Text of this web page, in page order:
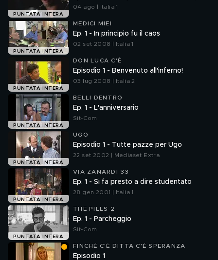
PUNTATA INTERA
04 ago | Italia 1
PUNTATA INTERA
MEDICI MIEI
Ep. 1 - In principio fu il caos
02 set 2008 | Italia 1
PUNTATA INTERA
DON LUCA C'È
Episodio 1 - Benvenuto all'inferno!
03 lug 2008 | Italia 2
PUNTATA INTERA
BELLI DENTRO
Ep. 1 - L'anniversario
Sit-Com
PUNTATA INTERA
UGO
Episodio 1 - Tutte pazze per Ugo
22 set 2002 | Mediaset Extra
PUNTATA INTERA
VIA ZANARDI 33
Ep. 1 - Si fa presto a dire studentato
28 gen 2001 | Italia 1
PUNTATA INTERA
THE PILLS 2
Ep. 1 - Parcheggio
Sit-Com
FINCHÈ C'È DITTA C'È SPERANZA
Episodio 1